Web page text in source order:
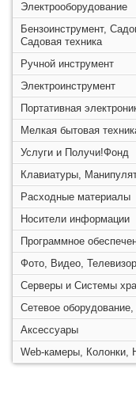
Электрооборудование
Бензоинструмент,
Садовая техника
Ручной инструмент
Электроинструмент
Портативная
Мелкая бытовая
Услуги и Получи!Фонд
Клавиатуры,
Расходные материалы
Носители информации
Программное
Фото, Видео,
Серверы и Системы
Сетевое
Аксессуары
Web-камеры,